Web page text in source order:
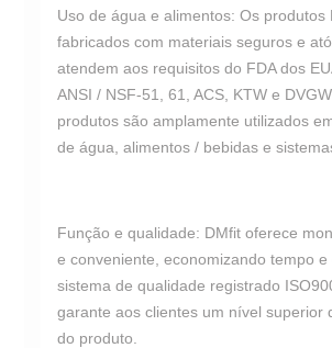
Uso de água e alimentos: Os produtos
fabricados com materiais seguros e
atendem aos requisitos do FDA dos
ANSI / NSF-51, 61, ACS, KTW e
produtos são amplamente utilizados
de água, alimentos / bebidas e
Função e qualidade: DMfit oferece
e conveniente, economizando tempo e
sistema de qualidade registrado
garante aos clientes um nível superior
do produto.